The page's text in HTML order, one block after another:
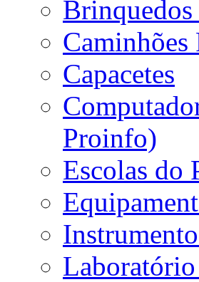
Capacetes
Proinfo)
Escolas do